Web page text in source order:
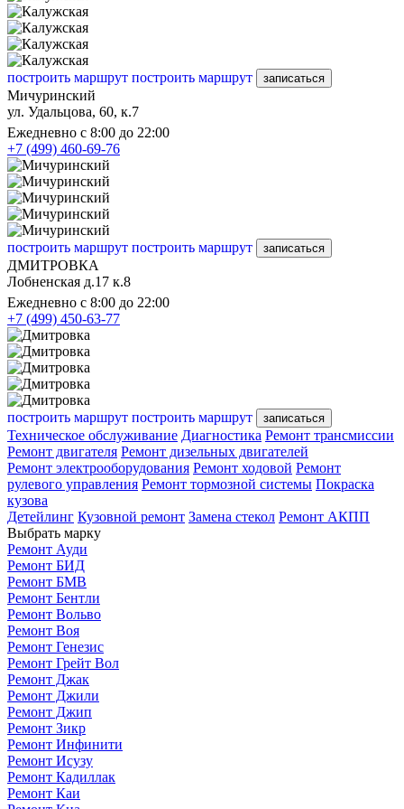
построить маршрут построить маршрут записаться
Мичуринский
ул. Удальцова, 60, к.7
Ежедневно с 8:00 до 22:00
+7 (499) 460-69-76
построить маршрут построить маршрут записаться
ДМИТРОВКА
Лобненская д.17 к.8
Ежедневно с 8:00 до 22:00
+7 (499) 450-63-77
построить маршрут построить маршрут записаться
Техническое обслуживание Диагностика Ремонт трансмиссии
Ремонт двигателя Ремонт дизельных двигателей
Ремонт электрооборудования Ремонт ходовой Ремонт
рулевого управления Ремонт тормозной системы Покраска
кузова
Детейлинг Кузовной ремонт Замена стекол Ремонт АКПП
Выбрать марку
Ремонт Ауди
Ремонт БИД
Ремонт БМВ
Ремонт Бентли
Ремонт Вольво
Ремонт Воя
Ремонт Генезис
Ремонт Грейт Вол
Ремонт Джак
Ремонт Джили
Ремонт Джип
Ремонт Зикр
Ремонт Инфинити
Ремонт Исузу
Ремонт Кадиллак
Ремонт Каи